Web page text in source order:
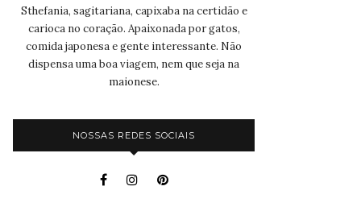
Sthefania, sagitariana, capixaba na certidão e
carioca no coração. Apaixonada por gatos,
comida japonesa e gente interessante. Não
dispensa uma boa viagem, nem que seja na
maionese.
NOSSAS REDES SOCIAIS